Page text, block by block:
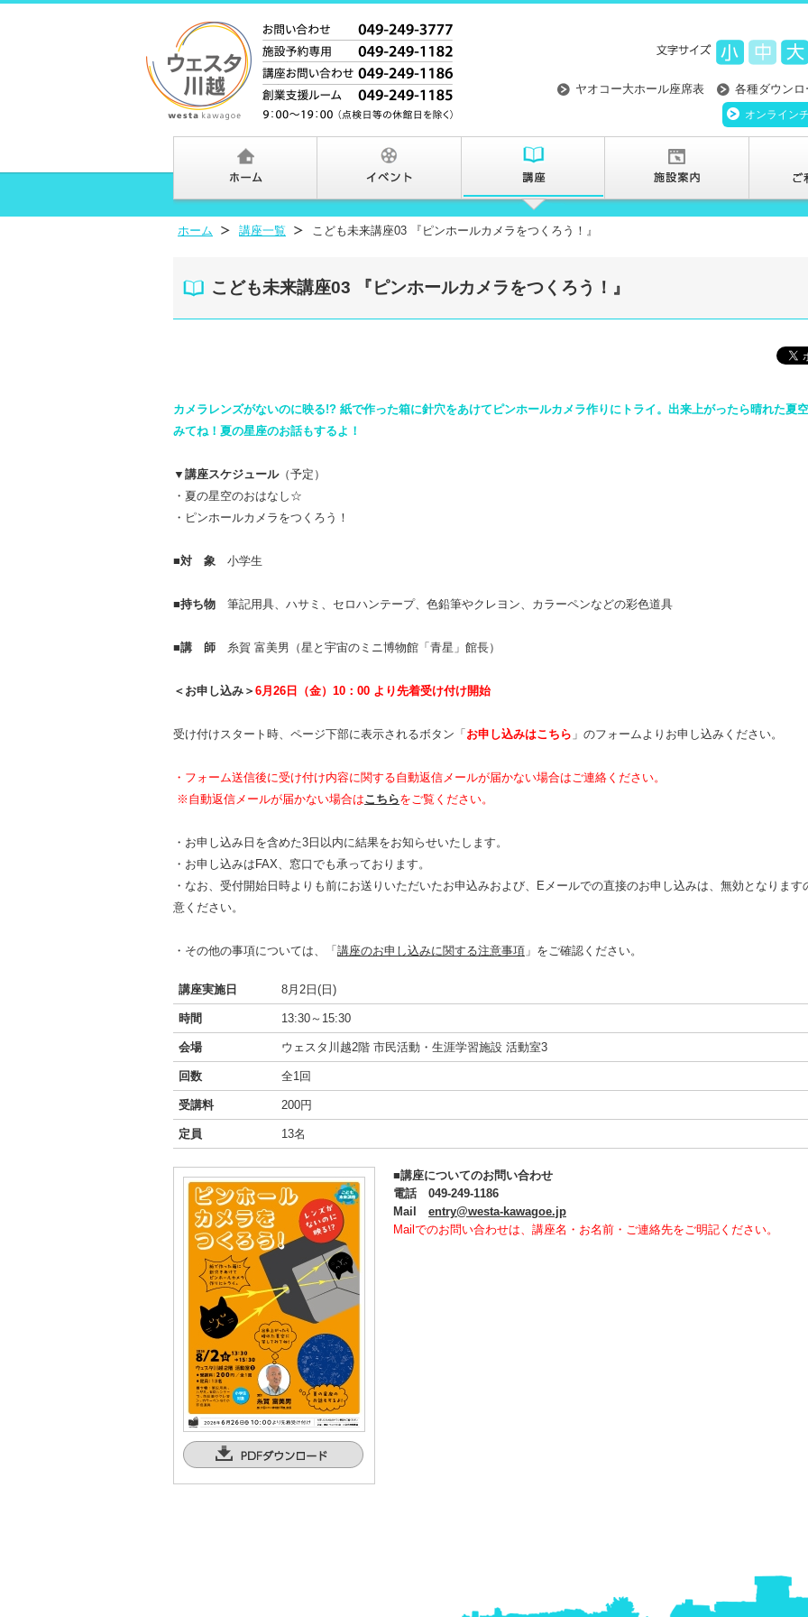
ヤオコー大ホール座席表 各種ダウンロ
オンライン
ホーム 講座一覧 こども未来講座03 『ピンホールカメラをつくろう！』
こども未来講座03 『ピンホールカメラをつくろう！』
カメラレンズがないのに映る!? 紙で作った箱に針穴をあけてピンホールカメラ作りにトライ。出来上がったら晴れた夏
みてね！夏の星座のお話もするよ！
▼講座スケジュール（予定）
・夏の星空のおはなし☆
・ピンホールカメラをつくろう！
■対 象 小学生
■持ち物 筆記用具、 ハサミ、セロハンテープ、 色鉛筆やクレヨン、カラーペンなどの彩色道具
■講 師 糸賀 富美男（星と宇宙のミニ博物館「青星」館長）
＜お申し込み＞ 6月26日（金）10：00 より先着受け付け開始
受け付けスタート時、ページ下部に表示されるボタン「 お申し込みはこちら 」のフォームよりお申し込みください。
・ フォーム送信後に受け付け内容に関する自動返信メールが届かない場合はご連絡ください。
※ 自動返信メールが届かない場合はこちらをご覧ください。
・お申し込み日を含めた3日以内に結果をお知らせいたします。
・お申し込みはFAX、窓口でも承っております。
・なお、受付開始日時よりも前にお送りいただいたお申込みおよび、Eメールでの直接のお申し込みは、無効となります
意ください。
・その他の事項については、「 講座のお申し込みに関する注意事項 」をご確認ください。
講座実施日 8月2日(日)
時間 13:30～15:30
会場 ウェスタ川越2階 市民活動・生涯学習施設 活動室3
回数 全1回
受講料 200円
定員 13名
■講座についてのお問い合わせ
電話 049-249-1186
Mail entry@westa-kawagoe.jp
Mailでのお問い合わせは、講座名・お名前・ご連絡先をご明記ください。